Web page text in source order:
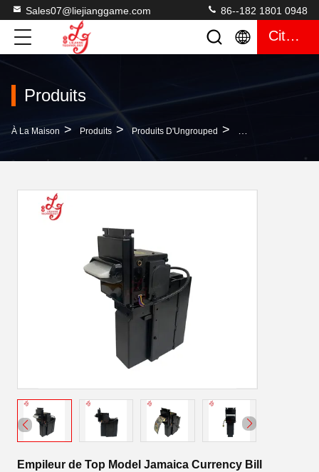
Sales07@liejianggame.com 86--182 1801 0948
Citation
Produits
À La Maison > Produits > Produits D'Ungrouped > Empileur De Top
Empileur de Top Model Jamaica Currency Bill